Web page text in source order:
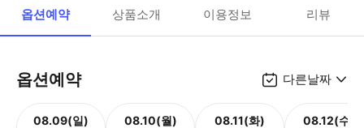
옵션예약 상품소개 이용정보 리뷰
옵션예약 다른날짜
08.09(일) 08.10(월) 08.11(화) 08.12(수)